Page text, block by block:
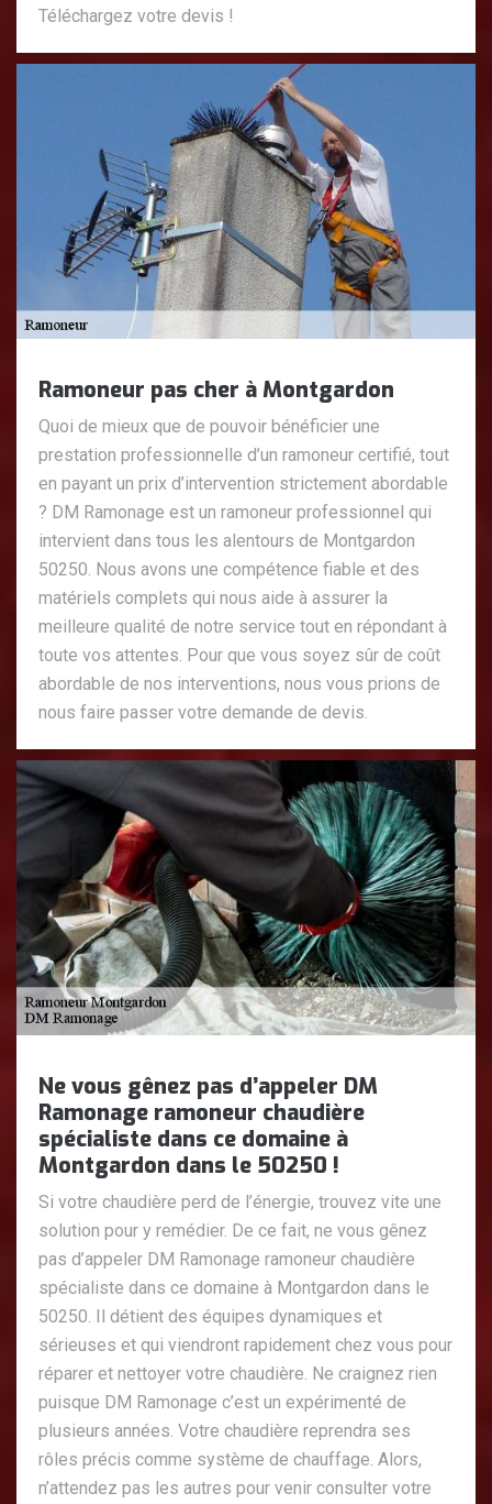
Téléchargez votre devis !
Ramoneur pas cher à Montgardon
Quoi de mieux que de pouvoir bénéficier une
prestation professionnelle d’un ramoneur certifié, tout
en payant un prix d’intervention strictement abordable
? DM Ramonage est un ramoneur professionnel qui
intervient dans tous les alentours de Montgardon
50250. Nous avons une compétence fiable et des
matériels complets qui nous aide à assurer la
meilleure qualité de notre service tout en répondant à
toute vos attentes. Pour que vous soyez sûr de coût
abordable de nos interventions, nous vous prions de
nous faire passer votre demande de devis.
Ne vous gênez pas d’appeler DM
Ramonage ramoneur chaudière
spécialiste dans ce domaine à
Montgardon dans le 50250 !
Si votre chaudière perd de l’énergie, trouvez vite une
solution pour y remédier. De ce fait, ne vous gênez
pas d’appeler DM Ramonage ramoneur chaudière
spécialiste dans ce domaine à Montgardon dans le
50250. Il détient des équipes dynamiques et
sérieuses et qui viendront rapidement chez vous pour
réparer et nettoyer votre chaudière. Ne craignez rien
puisque DM Ramonage c’est un expérimenté de
plusieurs années. Votre chaudière reprendra ses
rôles précis comme système de chauffage. Alors,
n’attendez pas les autres pour venir consulter votre